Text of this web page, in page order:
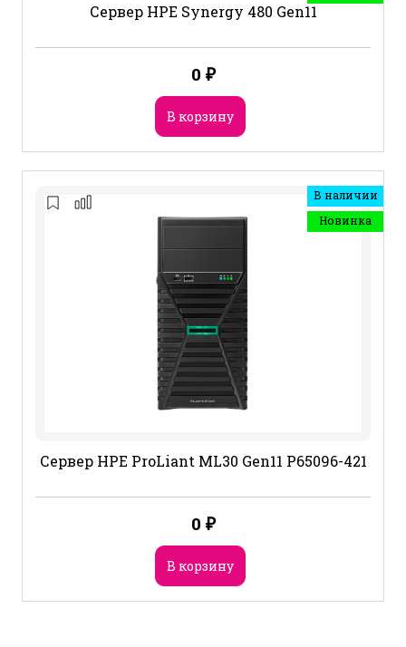
Сервер HPE Synergy 480 Gen11
0 ₽
В корзину
В наличии
Новинка
Сервер HPE ProLiant ML30 Gen11 P65096-421
0 ₽
В корзину